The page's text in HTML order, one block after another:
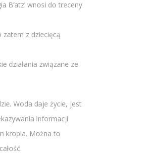
B’atz’ wnosi do treceny
zatem z dziecięcą
działania związane ze
Woda daje życie, jest
informacji
kropla. Można to